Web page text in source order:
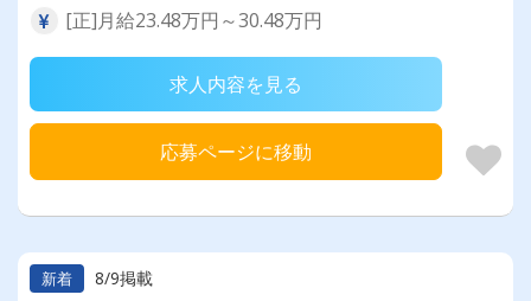
[正]月給23.48万円～30.48万円
求人内容を見る
応募ページに移動
新着 8/9掲載